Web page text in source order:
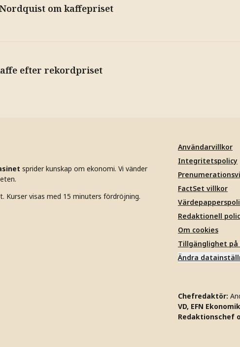
om kaffepriset
efter rekordpriset
sprider kunskap om ekonomi. Vi vänder
Kurser visas med 15 minuters fördröjning.
Användarvillkor
Integritetspolicy
FactSet villkor
Redaktionell
Om cookies
Tillgänglighet på
Ändra
Chefredaktör:
VD, EFN
Redaktionschef